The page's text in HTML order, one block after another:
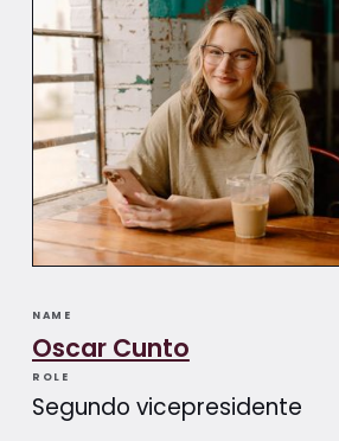
NAME
Oscar Cunto
ROLE
Segundo vicepresidente